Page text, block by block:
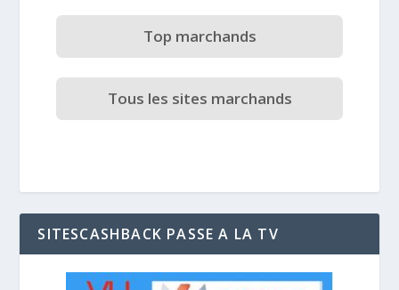
Top marchands
Tous les sites marchands
SITESCASHBACK PASSE A LA TV